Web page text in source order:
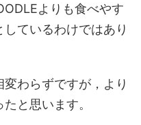
よりも食べやす
ているわけではあり
わらずですが，より
と思います。